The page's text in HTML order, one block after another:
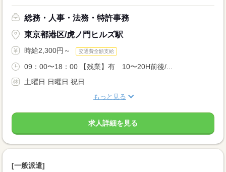
総務・人事・法務・特許事務
東京都港区/虎ノ門ヒルズ駅
時給2,300円～ 交通費全額支給
09：00〜18：00 【残業】有 10〜20H前後/...
土曜日 日曜日 祝日
もっと見る
求人詳細を見る
[一般派遣]